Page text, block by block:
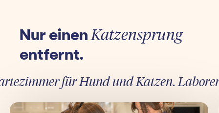
Nur einenKatzensprung
entfernt.
für Hund und Katzen.